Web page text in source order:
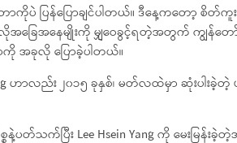
ခဲ့တာကိုပဲ ပြန်ပြောချင်ပါတယ်။ ဒီနေ့ကတော့
ဒီလိုအခြေအနေမျိုးကို မျှဝေခွင့်ရတဲ့အတွက် ကျွန်
ကို အခုလို ပြောခဲ့ပါတယ်။
ဟာလည်း ၂၀၁၅ ခုနှစ်၊ မတ်လထဲမှာ ဆုံးပါးခဲ့
သက်ပြီး Lee Hsein Yang ကို မေးမြန်းခဲ့